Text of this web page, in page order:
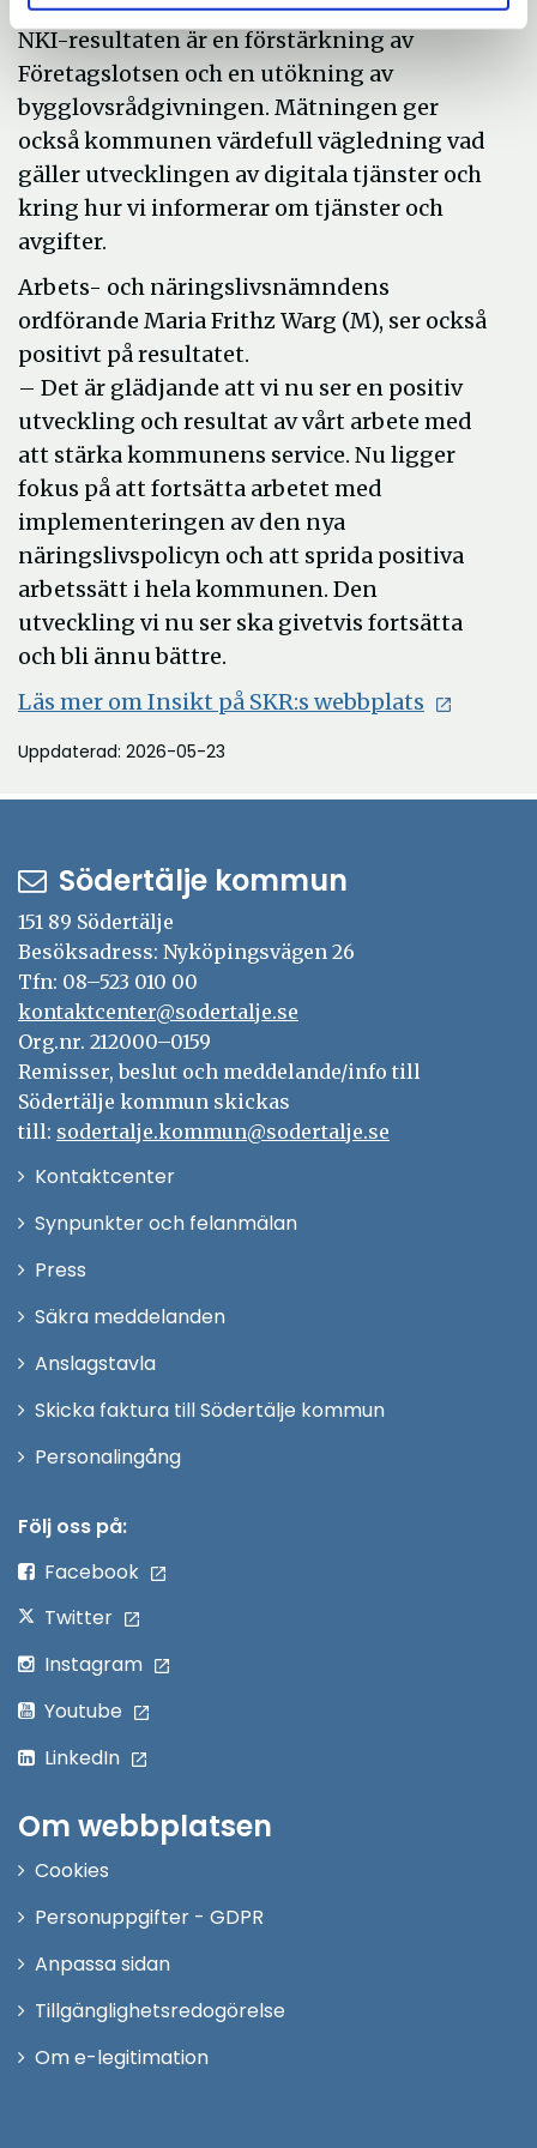
åtgärder som gjorts bland annat till följd av
NKI-resultaten är en förstärkning av
Företagslotsen och en utökning av
bygglovsrådgivningen. Mätningen ger
också kommunen värdefull vägledning vad
gäller utvecklingen av digitala tjänster och
kring hur vi informerar om tjänster och
avgifter.
Arbets- och näringslivsnämndens
ordförande Maria Frithz Warg (M), ser också
positivt på resultatet.
– Det är glädjande att vi nu ser en positiv
utveckling och resultat av vårt arbete med
att stärka kommunens service. Nu ligger
fokus på att fortsätta arbetet med
implementeringen av den nya
näringslivspolicyn och att sprida positiva
arbetssätt i hela kommunen. Den
utveckling vi nu ser ska givetvis fortsätta
och bli ännu bättre.
Läs mer om Insikt på SKR:s webbplats
Uppdaterad: 2026-05-23
Södertälje kommun
151 89 Södertälje
Besöksadress: Nyköpingsvägen 26
Tfn: 08–523 010 00
kontaktcenter@sodertalje.se
Org.nr. 212000–0159
Remisser, beslut och meddelande/info till
Södertälje kommun skickas
till: sodertalje.kommun@sodertalje.se
KontaktcenterÖppna
Synpunkter och felanmälan
Press
fönster
Säkra meddelanden
Anslagstavla
Skicka faktura till Södertälje kommun
PersonalingångÖppna
Följ oss på:
Facebook
Twitter
Instagram
Youtube
LinkedIn
Om webbplatsen
Cookies
Personuppgifter - GDPR
Anpassa sidan
Tillgänglighetsredogörelse
Om e-legitimation